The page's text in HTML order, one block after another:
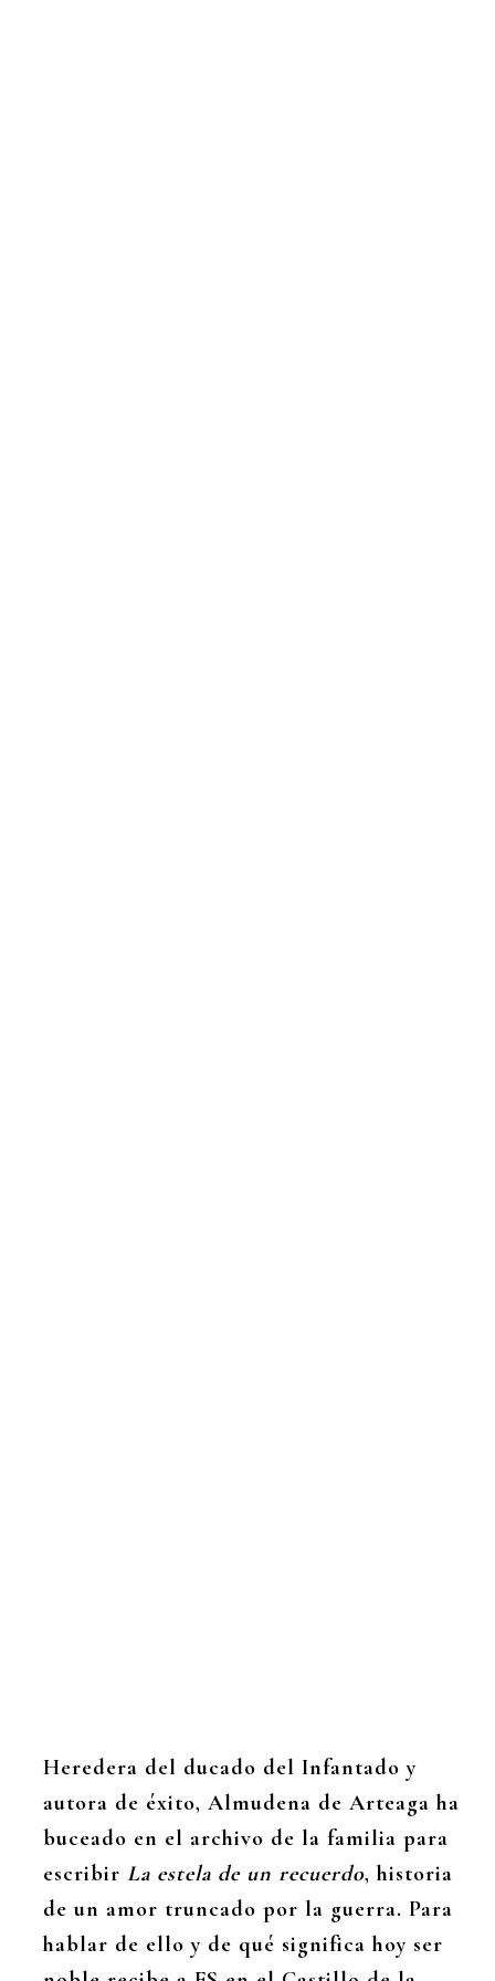
Heredera del ducado del Infantado y
autora de éxito, Almudena de Arteaga ha
buceado en el archivo de la familia para
escribir La estela de un recuerdo, historia
de un amor truncado por la guerra. Para
hablar de ello y de qué significa hoy ser